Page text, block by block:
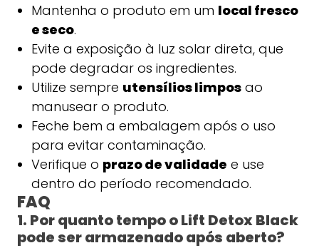
Mantenha o produto em um local fresco
e seco.
Evite a exposição à luz solar direta, que
pode degradar os ingredientes.
Utilize sempre utensílios limposao
manusear o produto.
Feche bem a embalagem após o uso
para evitar contaminação.
Verifique o prazo de validade e use
dentro do período recomendado.
FAQ
1. Por quanto tempo o Lift Detox Black
pode ser armazenado após aberto?